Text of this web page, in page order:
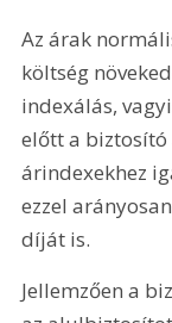
Az árak
költség
indexálás,
előtt a
árindexekhez
ezzel
díját is.
Jellemzően a